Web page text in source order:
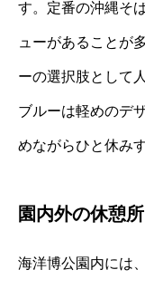
す。定番の沖縄そ
ューがあることが
ーの選択肢として
ブルーは軽めのデ
めながらひと休み
園内外の休憩
海洋博公園内には